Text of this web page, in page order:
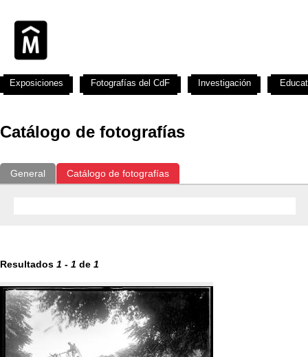
Catálogo de fotografías
General Catálogo de fotografías
Resultados 1 - 1 de 1
Exposiciones Fotografías del CdF Investigación